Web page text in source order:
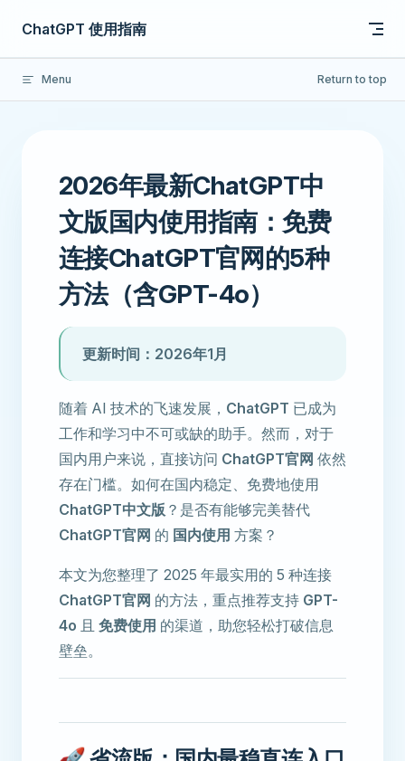
Skip to content
ChatGPT 使用指南
Menu Return to top
2026年最新ChatGPT中
文版国内使用指南：免费
连接ChatGPT官网的5种
方法（含GPT-4o）
更新时间：2026年1月
随着 AI 技术的飞速发展， ChatGPT 已成为
工作和学习中不可或缺的助手。然而，对于
国内用户来说，直接访问 ChatGPT官网 依然
存在门槛。如何在国内稳定、免费地使用
ChatGPT中文版 ？是否有能够完美替代
ChatGPT官网 的 国内使用 方案？
本文为您整理了 2025 年最实用的 5 种连接
ChatGPT官网 的方法，重点推荐支持 GPT-
4o 且 免费使用 的渠道，助您轻松打破信息
壁垒。